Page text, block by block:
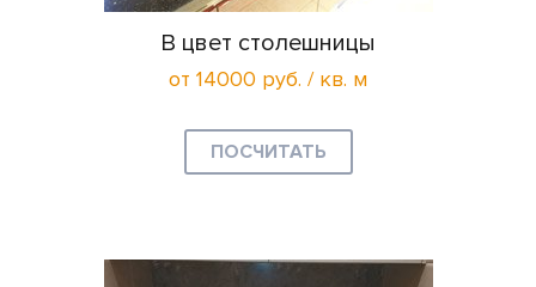
В цвет столешницы
от 14000 руб. / кв. м
ПОСЧИТАТЬ